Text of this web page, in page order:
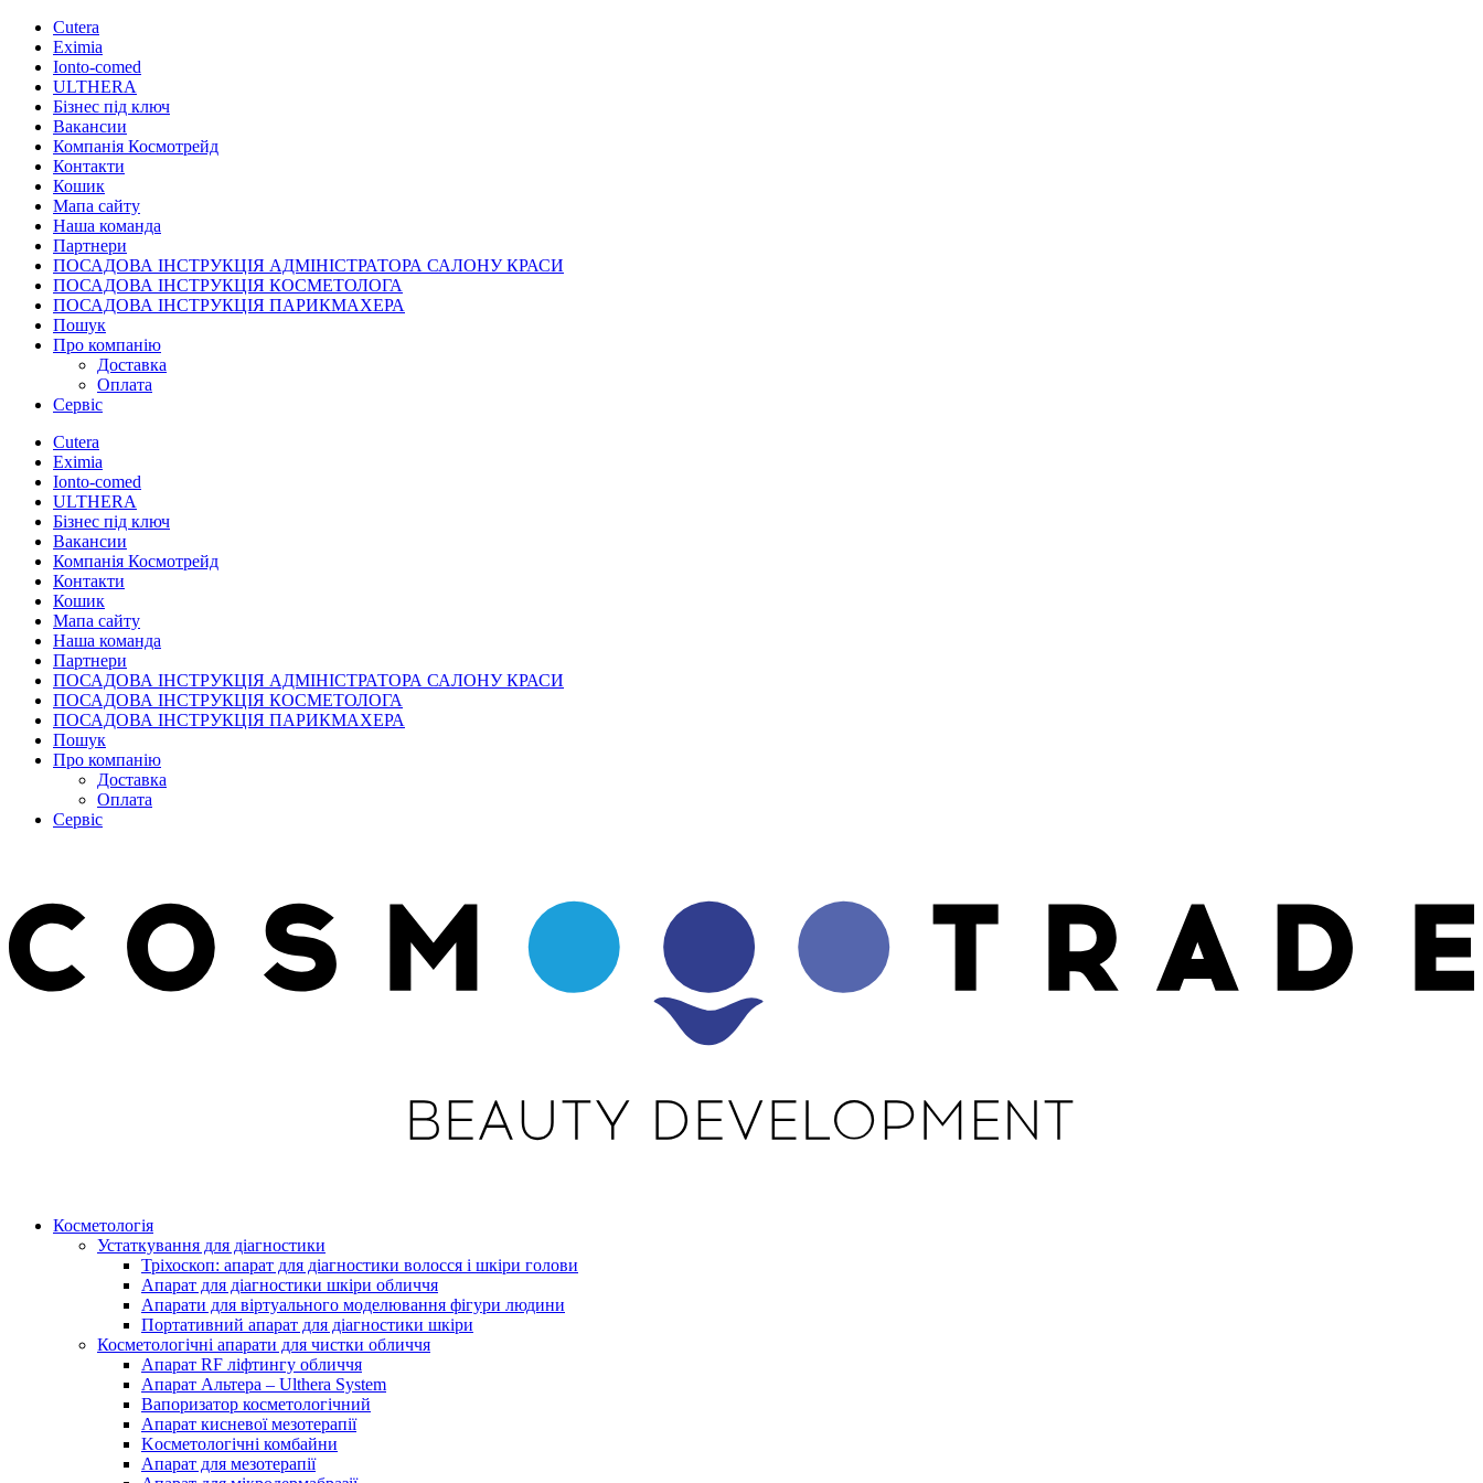
Cutera
Eximia
Ionto-comed
ULTHERA
Бізнес під ключ
Вакансии
Компанія Космотрейд
Контакти
Кошик
Мапа сайту
Наша команда
Партнери
ПОСАДОВА ІНСТРУКЦІЯ АДМІНІСТРАТОРА САЛОНУ КРАСИ
ПОСАДОВА ІНСТРУКЦІЯ КОСМЕТОЛОГА
ПОСАДОВА ІНСТРУКЦІЯ ПАРИКМАХЕРА
Пошук
Про компанію
Доставка
Оплата
Сервіс
Cutera
Eximia
Ionto-comed
ULTHERA
Бізнес під ключ
Вакансии
Компанія Космотрейд
Контакти
Кошик
Мапа сайту
Наша команда
Партнери
ПОСАДОВА ІНСТРУКЦІЯ АДМІНІСТРАТОРА САЛОНУ КРАСИ
ПОСАДОВА ІНСТРУКЦІЯ КОСМЕТОЛОГА
ПОСАДОВА ІНСТРУКЦІЯ ПАРИКМАХЕРА
Пошук
Про компанію
Доставка
Оплата
Сервіс
Косметологія
Устаткування для діагностики
Тріхоскоп: апарат для діагностики волосся і шкіри голови
Апарат для діагностики шкіри обличчя
Апарати для віртуального моделювання фігури людини
Портативний апарат для діагностики шкіри
Косметологічні апарати для чистки обличчя
Апарат RF ліфтингу обличчя
Апарат Альтера – Ulthera System
Вапоризатор косметологічний
Апарат кисневої мезотерапії
Kосметологічні комбайни
Апарат для мезотерапії